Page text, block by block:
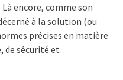
encore, comme son
à la solution (ou
précises en matière
de sécurité et